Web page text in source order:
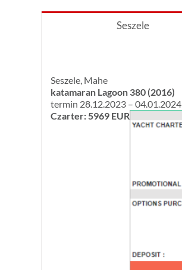
Seszele
Seszele, Mahe
katamaran Lagoon 380 (2016)
termin 28.12.2023 – 04.01.2024
Czarter: 5969 EUR